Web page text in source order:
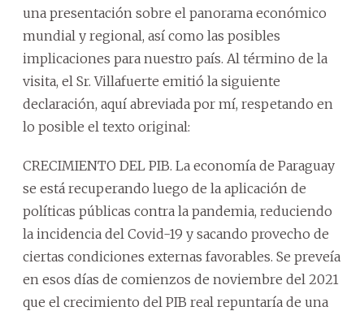
una presentación sobre el panorama económico
mundial y regional, así como las posibles
implicaciones para nuestro país. Al término de la
visita, el Sr. Villafuerte emitió la siguiente
declaración, aquí abreviada por mí, respetando en
lo posible el texto original:
CRECIMIENTO DEL PIB. La economía de Paraguay
se está recuperando luego de la aplicación de
políticas públicas contra la pandemia, reduciendo
la incidencia del Covid-19 y sacando provecho de
ciertas condiciones externas favorables. Se preveía
en esos días de comienzos de noviembre del 2021
que el crecimiento del PIB real repuntaría de una